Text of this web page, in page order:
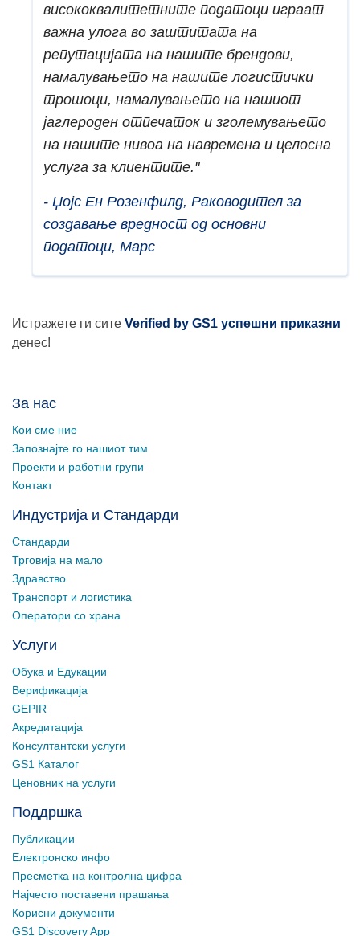
висококвалитетните податоци играат
важна улога во заштитата на
репутацијата на нашите брендови,
намалувањето на нашите логистички
трошоци, намалувањето на нашиот
јаглероден отпечаток и зголемувањето
на нашите нивоа на навремена и целосна
услуга за клиентите."
- Џојс Ен Розенфилд, Раководител за
создавање вредност од основни
податоци, Марс
Истражете ги сите Verified by GS1 успешни приказни
денес!
За нас
Кои сме ние
Запознајте го нашиот тим
Проекти и работни групи
Контакт
Индустрија и Стандарди
Стандарди
Трговија на мало
Здравство
Транспорт и логистика
Оператори со храна
Услуги
Обука и Едукации
Верификација
GEPIR
Акредитација
Консултантски услуги
GS1 Каталог
Ценовник на услуги
Поддршка
Публикации
Електронско инфо
Пресметка на контролна цифра
Најчесто поставени прашања
Корисни документи
GS1 Discovery App